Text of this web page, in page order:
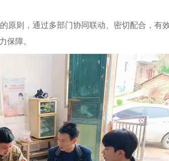
原则，通过多部门协同联动、密切配合，有
保障。